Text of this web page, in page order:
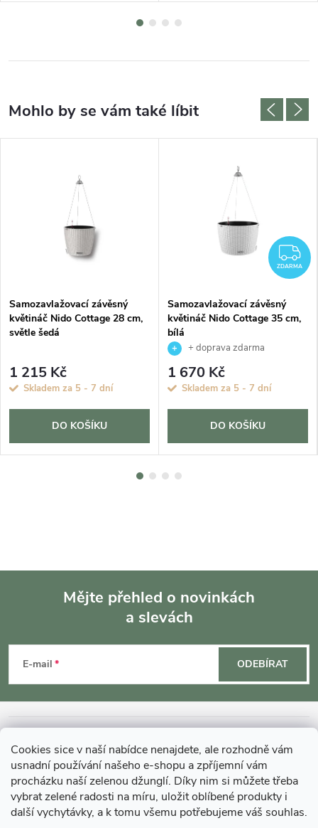
Cookies sice v naší nabídce nenajdete, ale rozhodně vám
usnadní používání našeho e-shopu a zpříjemní vám
procházku naší zelenou džunglí. Díky nim si můžete třeba
vybrat zelené radosti na míru, uložit oblíbené produkty i
další vychytávky, a k tomu všemu potřebujeme váš souhlas.
Samozavlažovací závěsný
květináč Nido Cottage 28 cm,
světle šedá
1 215 Kč
Skladem za 5 - 7 dní
DO KOŠÍKU
ZDARMA
Samozavlažovací závěsný
květináč Nido Cottage 35 cm,
bílá
+ doprava zdarma
1 670 Kč
Skladem za 5 - 7 dní
DO KOŠÍKU
p
a
Mějte přehled o novinkách
a slevách
E-mail ODEBÍRAT
MOHLO BY VÁS ZAJÍMAT
O GARDNERS